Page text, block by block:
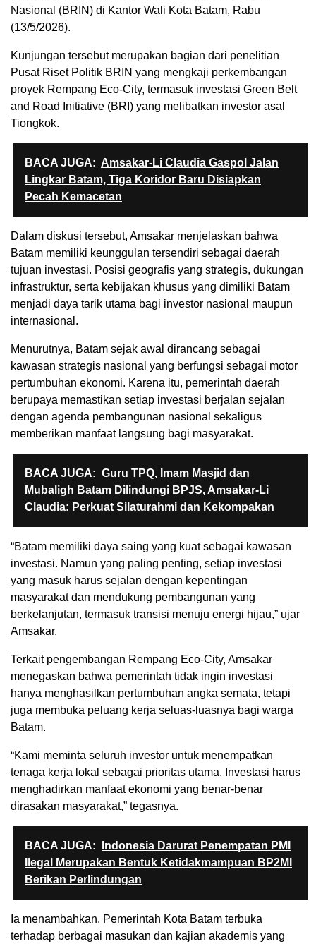
Nasional (BRIN) di Kantor Wali Kota Batam, Rabu
(13/5/2026).
Kunjungan tersebut merupakan bagian dari penelitian
Pusat Riset Politik BRIN yang mengkaji perkembangan
proyek Rempang Eco-City, termasuk investasi Green Belt
and Road Initiative (BRI) yang melibatkan investor asal
Tiongkok.
BACA JUGA: Amsakar-Li Claudia Gaspol Jalan
Lingkar Batam, Tiga Koridor Baru Disiapkan
Pecah Kemacetan
Dalam diskusi tersebut, Amsakar menjelaskan bahwa
Batam memiliki keunggulan tersendiri sebagai daerah
tujuan investasi. Posisi geografis yang strategis, dukungan
infrastruktur, serta kebijakan khusus yang dimiliki Batam
menjadi daya tarik utama bagi investor nasional maupun
internasional.
Menurutnya, Batam sejak awal dirancang sebagai
kawasan strategis nasional yang berfungsi sebagai motor
pertumbuhan ekonomi. Karena itu, pemerintah daerah
berupaya memastikan setiap investasi berjalan sejalan
dengan agenda pembangunan nasional sekaligus
memberikan manfaat langsung bagi masyarakat.
BACA JUGA: Guru TPQ, Imam Masjid dan
Mubaligh Batam Dilindungi BPJS, Amsakar-Li
Claudia: Perkuat Silaturahmi dan Kekompakan
“Batam memiliki daya saing yang kuat sebagai kawasan
investasi. Namun yang paling penting, setiap investasi
yang masuk harus sejalan dengan kepentingan
masyarakat dan mendukung pembangunan yang
berkelanjutan, termasuk transisi menuju energi hijau,” ujar
Amsakar.
Terkait pengembangan Rempang Eco-City, Amsakar
menegaskan bahwa pemerintah tidak ingin investasi
hanya menghasilkan pertumbuhan angka semata, tetapi
juga membuka peluang kerja seluas-luasnya bagi warga
Batam.
“Kami meminta seluruh investor untuk menempatkan
tenaga kerja lokal sebagai prioritas utama. Investasi harus
menghadirkan manfaat ekonomi yang benar-benar
dirasakan masyarakat,” tegasnya.
BACA JUGA:
Indonesia Darurat Penempatan PMI
Ilegal Merupakan Bentuk Ketidakmampuan BP2MI
Berikan Perlindungan
Ia menambahkan, Pemerintah Kota Batam terbuka
terhadap berbagai masukan dan kajian akademis yang